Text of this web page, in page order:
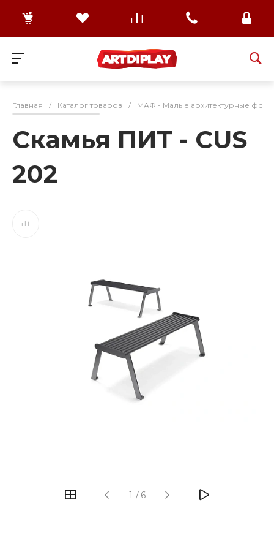
Главная / Каталог товаров / МАФ - Малые архитектурные
Скамья ПИТ - CUS
202
1 / 6